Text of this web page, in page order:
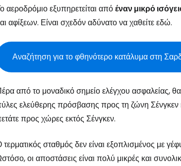
αεροδρόμιο εξυπηρετείται απόέναν μικρό
αφίξεων. Είναι σχεδόν αδύνατο να χαθείτε εδώ.
Αναζήτηση για το φθηνότερο κατάλυμα στη
από το μοναδικό σημείο ελέγχου ασφαλείας,
ελεύθερης πρόσβασης προς τη ζώνη
προς χώρες εκτός Σένγκεν.
τερματικός σταθμός δεν είναι εξοπλισμένος με
οι αποστάσεις είναι πολύ μικρές και
... η παγκόσμια ταξιδιωτική